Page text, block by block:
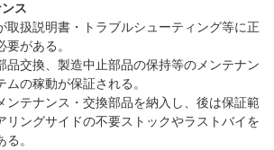
ス
扱説明書・トラブルシューティング等に正
がある。
交換、製造中止部品の保持等のメンテナン
の稼動が保証される。
テナンス・交換部品を納入し、後は保証範
リングサイドの不要ストックやラストバイを
。